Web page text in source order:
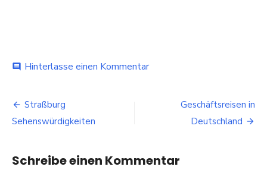
comment Hinterlasse einen Kommentarbei
haben
Beitragsnavigation
Straßburg
Sehenswürdigkeiten
Geschäftsreisen in
Deutschland
Schreibe einen Kommentar